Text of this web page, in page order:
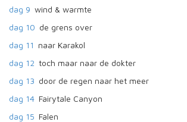
dag 9 wind & warmte
dag 10 de grens over
dag 11 naar Karakol
dag 12 toch maar naar de dokter
dag 13 door de regen naar het meer
dag 14 Fairytale Canyon
dag 15 Falen